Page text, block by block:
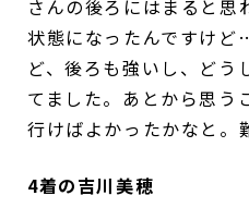
さんの後ろにはまると思
状態になったんですけ
ど、後ろも強いし、どう
てました。あとから思う
行けばよかったかなと。
4着の吉川美穂